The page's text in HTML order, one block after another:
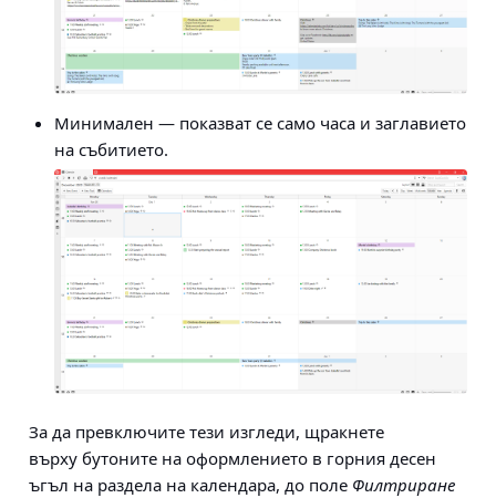
Минимален — показват се само часа и заглавието
на събитието.
За да превключите тези изгледи, щракнете
върху бутоните на оформлението в горния десен
ъгъл на раздела на календара, до поле Филтриране